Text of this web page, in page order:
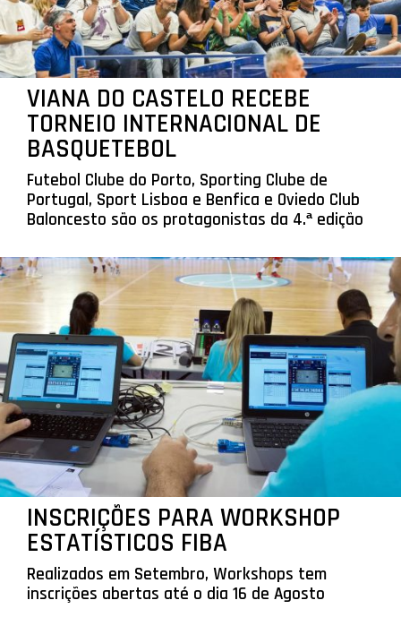
VIANA DO CASTELO RECEBE
TORNEIO INTERNACIONAL DE
BASQUETEBOL
Futebol Clube do Porto, Sporting Clube de
Portugal, Sport Lisboa e Benfica e Oviedo Club
Baloncesto são os protagonistas da 4.ª edição
INSCRIÇÕES PARA WORKSHOP
ESTATÍSTICOS FIBA
Realizados em Setembro, Workshops tem
inscrições abertas até o dia 16 de Agosto